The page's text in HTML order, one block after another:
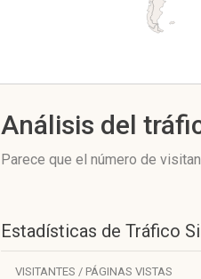
Análisis del
Parece que el número de
Estadísticas de Tráfico
VISITANTES / PÁGINAS VISTAS